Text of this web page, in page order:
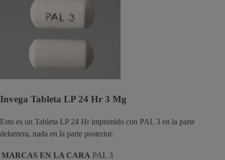
Invega Tableta LP 24 Hr 3 Mg
Esto es un Tableta LP 24 Hr imprimido con PAL 3 en la parte
delantera, nada en la parte posterior.
MARCAS EN LA CARA PAL 3